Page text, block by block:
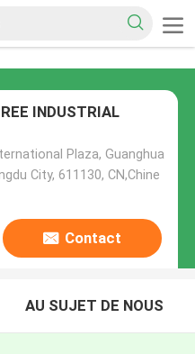
INDUSTRIAL
Plaza, Guanghua
City, 611130, CN,Chine
Contact
AU SUJET DE NOUS